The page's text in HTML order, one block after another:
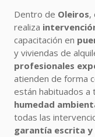
Dentro de Oleiros,
realiza
capacitación en
y viviendas de
profesionales
atienden de forma
están habituados a
humedad
todas las
garantía escrita